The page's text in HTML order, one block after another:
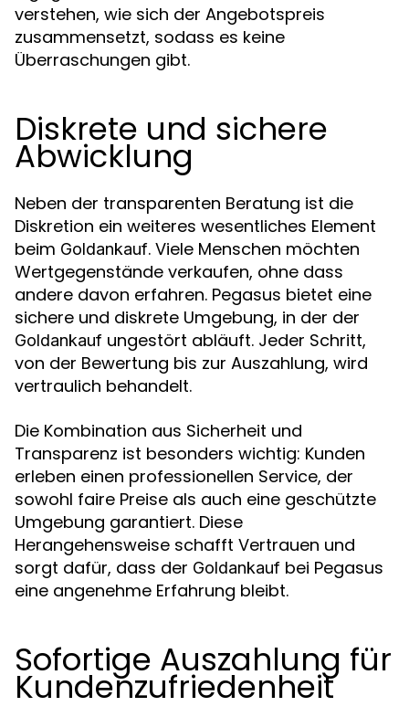
verstehen, wie sich der Angebotspreis
zusammensetzt, sodass es keine
Überraschungen gibt.
Diskrete und sichere
Abwicklung
Neben der transparenten Beratung ist die
Diskretion ein weiteres wesentliches Element
beim Goldankauf. Viele Menschen möchten
Wertgegenstände verkaufen, ohne dass
andere davon erfahren. Pegasus bietet eine
sichere und diskrete Umgebung, in der der
Goldankauf ungestört abläuft. Jeder Schritt,
von der Bewertung bis zur Auszahlung, wird
vertraulich behandelt.
Die Kombination aus Sicherheit und
Transparenz ist besonders wichtig: Kunden
erleben einen professionellen Service, der
sowohl faire Preise als auch eine geschützte
Umgebung garantiert. Diese
Herangehensweise schafft Vertrauen und
sorgt dafür, dass der Goldankauf bei Pegasus
eine angenehme Erfahrung bleibt.
Sofortige Auszahlung für
Kundenzufriedenheit